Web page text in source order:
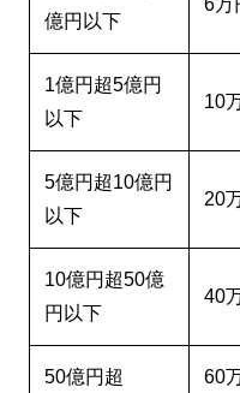
億円以下
1億円超5億円
以下
10
5億円超10億円
以下
20
10億円超50億
円以下
40
50億円超 60